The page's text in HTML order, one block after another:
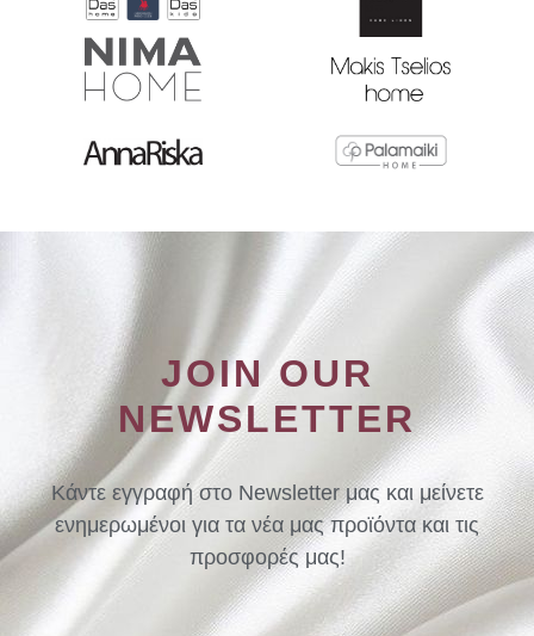
JOIN OUR
NEWSLETTER
Κάντε εγγραφή στο Newsletter μας και μείνετε
ενημερωμένοι για τα νέα μας προϊόντα και τις
προσφορές μας!